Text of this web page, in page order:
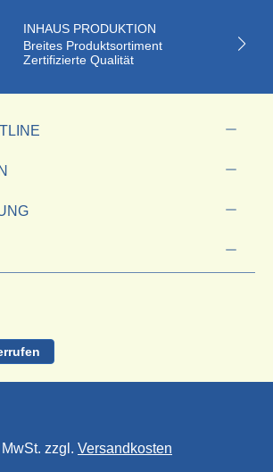
INHAUS PRODUKTION
Breites Produktsortiment
Zertifizierte Qualität
zzgl. Versandkosten